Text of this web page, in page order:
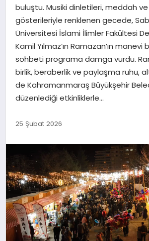
GENEL
SPOR
İLÇE HABERLERI
DÜNYA
YAZARLAR
KÜNYE
buluştu. Musiki dinletileri, meddah
gösterileriyle renklenen gecede,
Üniversitesi İslami İlimler Fakültesi
Kamil Yılmaz’ın Ramazan’ın
sohbeti programa damga vurdu.
birlik, beraberlik ve paylaşma ruhu,
de Kahramanmaraş Büyükşehir
düzenlediği etkinliklerle…
25 Şubat 2026